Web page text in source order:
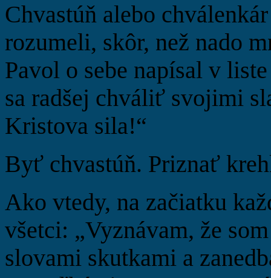
Chvastúň alebo
rozumeli, skôr, než nado
Pavol o sebe napísal v
sa radšej chváliť svojimi
Kristova sila!“
Byť chvastúň. Priznať
Ako vtedy, na začiatku
všetci: „Vyznávam, že
slovami skutkami a